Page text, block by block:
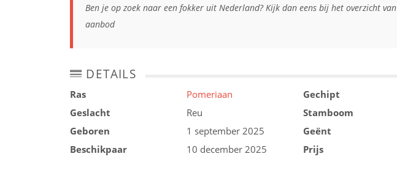
Ben je op zoek naar een fokker uit Nederland? Kijk dan eens bij het overzicht van
aanbod
DETAILS
Ras
Pomeriaan
Geslacht
Reu
Geboren
1 september 2025
Beschikpaar
10 december 2025
Gechipt
Stamboom
Geënt
Prijs